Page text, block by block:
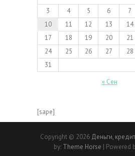
3
4 5 6 7
10
11 12 13 14
17
18 19 20 21
24
25 26 27 28
31
« Сен
[sape]
Copyright © 2026 Деньги,
by: Theme Horse | Powered